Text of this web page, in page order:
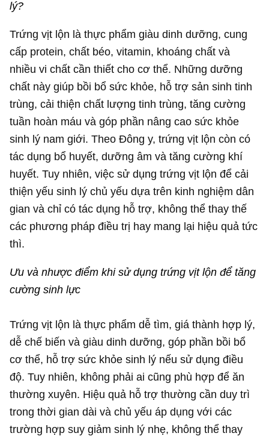
lý?
Trứng vịt lộn là thực phẩm giàu dinh dưỡng, cung
cấp protein, chất béo, vitamin, khoáng chất và
nhiều vi chất cần thiết cho cơ thể. Những dưỡng
chất này giúp bồi bổ sức khỏe, hỗ trợ sản sinh tinh
trùng, cải thiện chất lượng tinh trùng, tăng cường
tuần hoàn máu và góp phần nâng cao sức khỏe
sinh lý nam giới. Theo Đông y, trứng vịt lộn còn có
tác dụng bổ huyết, dưỡng âm và tăng cường khí
huyết. Tuy nhiên, việc sử dụng trứng vịt lộn để cải
thiện yếu sinh lý chủ yếu dựa trên kinh nghiệm dân
gian và chỉ có tác dụng hỗ trợ, không thể thay thế
các phương pháp điều trị hay mang lại hiệu quả tức
thì.
Ưu và nhược điểm khi sử dụng trứng vịt lộn để tăng
cường sinh lực
Trứng vịt lộn là thực phẩm dễ tìm, giá thành hợp lý,
dễ chế biến và giàu dinh dưỡng, góp phần bồi bổ
cơ thể, hỗ trợ sức khỏe sinh lý nếu sử dụng điều
độ. Tuy nhiên, không phải ai cũng phù hợp để ăn
thường xuyên. Hiệu quả hỗ trợ thường cần duy trì
trong thời gian dài và chủ yếu áp dụng với các
trường hợp suy giảm sinh lý nhẹ, không thể thay